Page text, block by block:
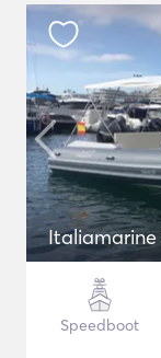
Speedboot